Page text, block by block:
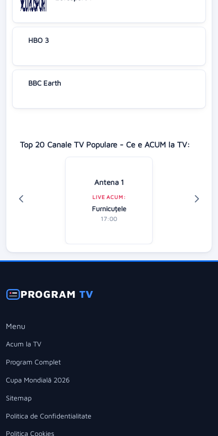
HBO 3
BBC Earth
Top 20 Canale TV Populare - Ce e ACUM la TV:
Antena 1
LIVE ACUM:
Furnicuțele
17:00
PROGRAMTV
Menu
Acum la TV
Program Complet
Cupa Mondială 2026
Sitemap
Politica de Confidentialitate
Politica Cookies